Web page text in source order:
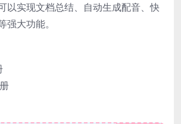
以实现文档总结、自动生成配音、快
大功能。